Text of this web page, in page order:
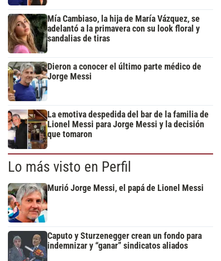
Mía Cambiaso, la hija de María Vázquez, se
adelantó a la primavera con su look floral y
sandalias de tiras
Dieron a conocer el último parte médico de
Jorge Messi
La emotiva despedida del bar de la familia de
Lionel Messi para Jorge Messi y la decisión
que tomaron
Lo más visto en Perfil
Murió Jorge Messi, el papá de Lionel Messi
Caputo y Sturzenegger crean un fondo para
indemnizar y “ganar” sindicatos aliados